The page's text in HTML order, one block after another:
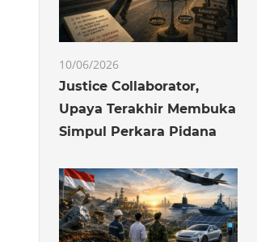
10/06/2026
Justice Collaborator,
Upaya Terakhir Membuka
Simpul Perkara Pidana